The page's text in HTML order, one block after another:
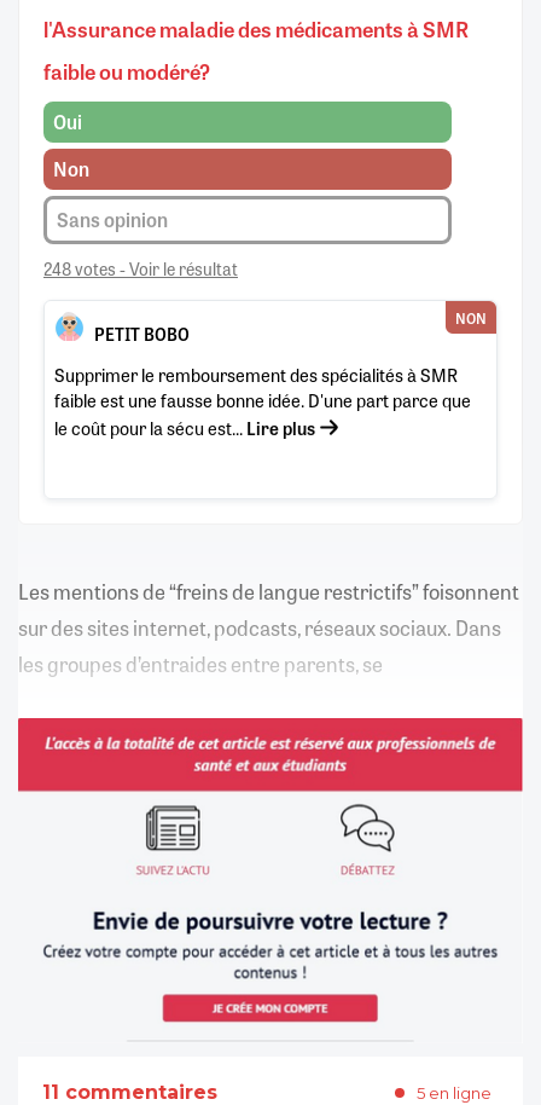
l'Assurance maladie des médicaments à SMR
faible ou modéré?
Oui
Non
Sans opinion
248 votes - Voir le résultat
PETIT BOBO
NON
Supprimer le remboursement des spécialités à SMR
faible est une fausse bonne idée. D'une part parce que
le coût pour la sécu est...Lire plus
Les mentions de “freins de langue restrictifs” foisonnent
sur des sites internet, podcasts, réseaux sociaux. Dans
les groupes d’entraides entre parents, se
11 commentaires 5 en ligne